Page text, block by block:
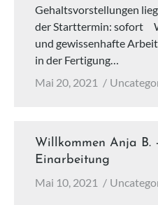
Gehaltsvorstellungen
der Starttermin: sofort
und gewissenhafte
in der Fertigung…
Mai 20, 2021
Willkommen Anja
Einarbeitung
Mai 10, 2021